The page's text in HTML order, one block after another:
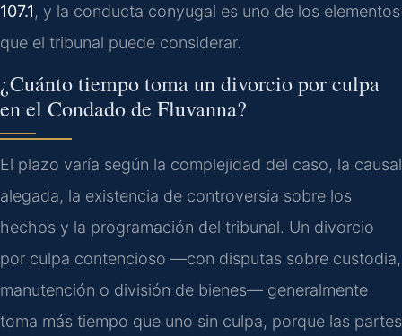
107.1, y la conducta conyugal es uno de los elementos
que el tribunal puede considerar.
¿Cuánto tiempo toma un divorcio por culpa
en el Condado de Fluvanna?
El plazo varía según la complejidad del caso, la causal
alegada, la existencia de controversia sobre los
hechos y la programación del tribunal. Un divorcio
por culpa contencioso —con disputas sobre custodia,
manutención o división de bienes— generalmente
toma más tiempo que uno sin culpa, porque las partes